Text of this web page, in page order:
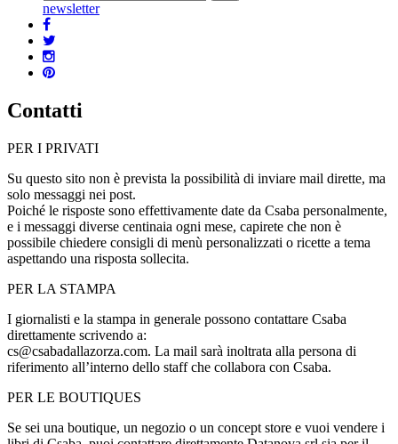
newsletter
Contatti
PER I PRIVATI
Su questo sito non è prevista la possibilità di inviare mail dirette, ma
solo messaggi nei post.
Poiché le risposte sono effettivamente date da Csaba personalmente,
e i messaggi diverse centinaia ogni mese, capirete che non è
possibile chiedere consigli di menù personalizzati o ricette a tema
aspettando una risposta sollecita.
PER LA STAMPA
I giornalisti e la stampa in generale possono contattare Csaba
direttamente scrivendo a:
cs@csabadallazorza.com. La mail sarà inoltrata alla persona di
riferimento all’interno dello staff che collabora con Csaba.
PER LE BOUTIQUES
Se sei una boutique, un negozio o un concept store e vuoi vendere i